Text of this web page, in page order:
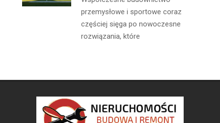
przemysłowe i sportowe coraz
częściej sięga po nowoczesne
rozwiązania, które